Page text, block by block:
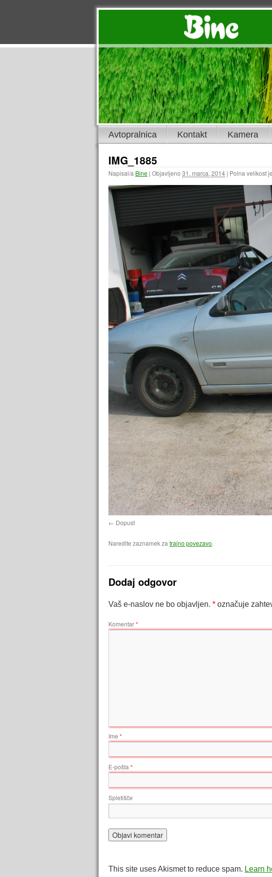
Avtopralnica Kontakt Kamera
IMG_1885
Napisal/a Bine | Objavljeno 31. marca, 2014 | Polna velikost je
Dopust
Naredite zaznamek za trajno povezavo.
Dodaj odgovor
Vaš e-naslov ne bo objavljen. * označuje
Komentar*
Ime *
E-pošta *
Spletišče
This site uses Akismet to reduce spam. Learn